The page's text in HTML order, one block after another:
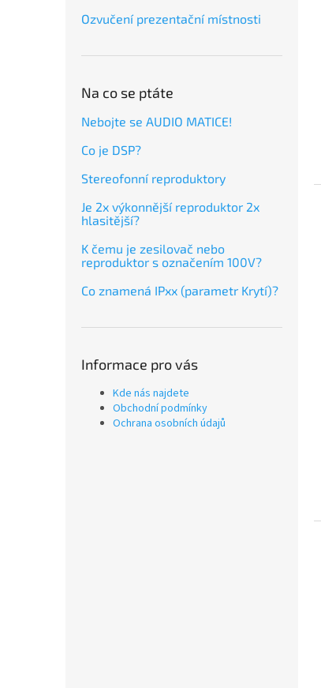
Ozvučení prezentační místnosti
Na co se ptáte
Nebojte se AUDIO MATICE!
Co je DSP?
Stereofonní reproduktory
Je 2x výkonnější reproduktor 2x
hlasitější?
K čemu je zesilovač nebo
reproduktor s označením 100V?
Co znamená IPxx (parametr Krytí)?
Informace pro vás
Kde nás najdete
Obchodní podmínky
Ochrana osobních údajů